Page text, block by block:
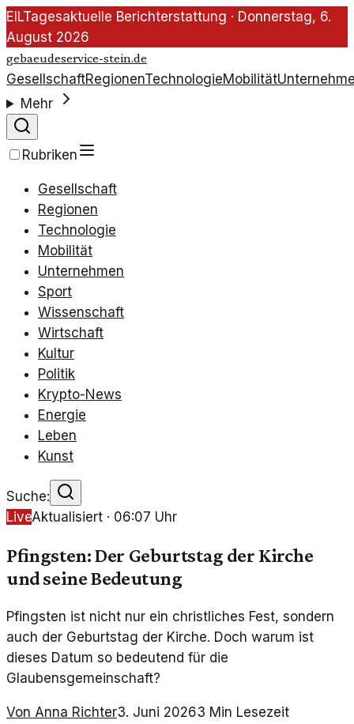
EILTagesaktuelle Berichterstattung · Donnerstag, 6.
August 2026
gebaeudeservice-stein.de
GesellschaftRegionenTechnologieMobilität
Mehr
Rubriken
Gesellschaft
Regionen
Technologie
Mobilität
Unternehmen
Sport
Wissenschaft
Wirtschaft
Kultur
Politik
Krypto-News
Energie
Leben
Kunst
Suche:
LiveAktualisiert · 06:07 Uhr
Pfingsten: Der Geburtstag der Kirche
und seine Bedeutung
Pfingsten ist nicht nur ein christliches Fest, sondern
auch der Geburtstag der Kirche. Doch warum ist
dieses Datum so bedeutend für die
Glaubensgemeinschaft?
Von Anna Richter3. Juni 20263 Min Lesezeit